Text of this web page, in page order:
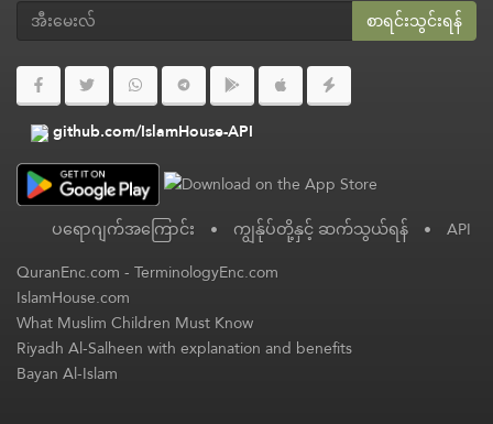
စာရင်းသွင်းရန်
github.com/IslamHouse-API
ပရောဂျက်အကြောင်း • ကျွန်ုပ်တို့နှင့် ဆက်သွယ်ရန် • API
QuranEnc.com-TerminologyEnc.com
IslamHouse.com
What Muslim Children Must Know
Riyadh Al-Salheen with explanation and benefits
Bayan Al-Islam